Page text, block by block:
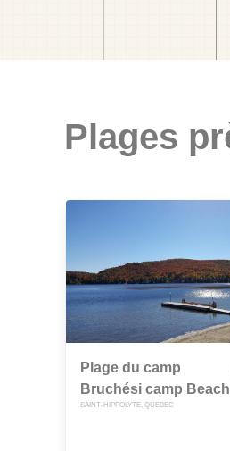
Plages
Plage du camp
Bruchési camp Beach
SAINT-HIPPOLYTE, QUEBEC